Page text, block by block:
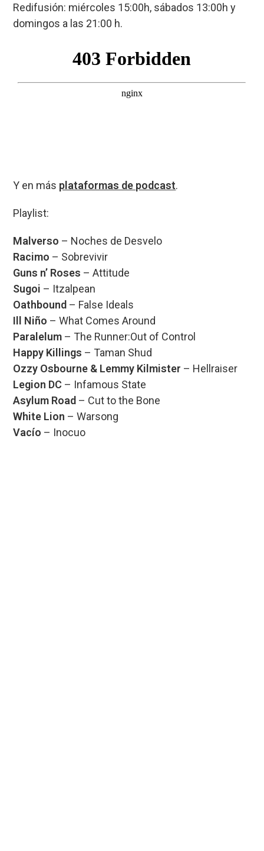
Redifusión: miércoles 15:00h, sábados 13:00h y
domingos a las 21:00 h.
Y en más plataformas de podcast.
Playlist:
Malverso – Noches de Desvelo
Racimo – Sobrevivir
Guns n’ Roses – Attitude
Sugoi – Itzalpean
Oathbound – False Ideals
Ill Niño – What Comes Around
Paralelum – The Runner:Out of Control
Happy Killings – Taman Shud
Ozzy Osbourne & Lemmy Kilmister – Hellraiser
Legion DC – Infamous State
Asylum Road – Cut to the Bone
White Lion – Warsong
Vacío – Inocuo